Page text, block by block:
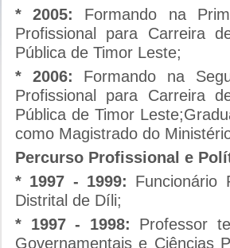
* 2005: Formando na
Profissional para Carreira
Pública de Timor Leste;
* 2006: Formando na
Profissional para Carreira
Pública de Timor
como Magistrado do
Percurso Profissional e
* 1997 - 1999: Funcionário
Distrital de Díli;
* 1997 - 1998: Professor
Governamentais e Ciências